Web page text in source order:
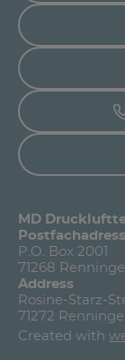
MD
P.O. Box 2001
71268
Address
Rosine-Starz-
71272
Created with